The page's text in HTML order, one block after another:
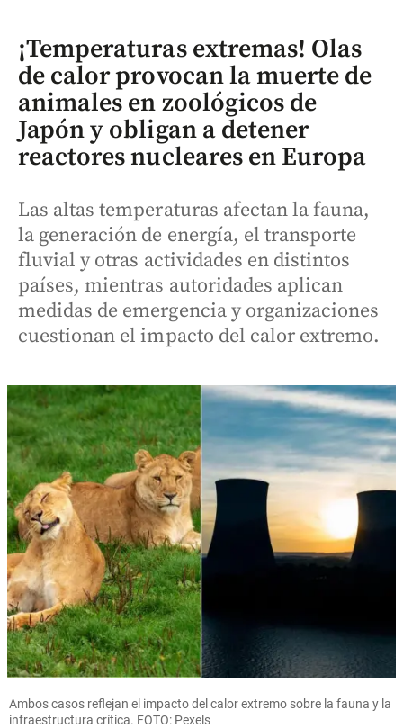
¡Temperaturas extremas! Olas
de calor provocan la muerte de
animales en zoológicos de
Japón y obligan a detener
reactores nucleares en Europa
Las altas temperaturas afectan la fauna,
la generación de energía, el transporte
fluvial y otras actividades en distintos
países, mientras autoridades aplican
medidas de emergencia y organizaciones
cuestionan el impacto del calor extremo.
Ambos casos reflejan el impacto del calor extremo sobre la fauna y la
infraestructura crítica. FOTO: Pexels